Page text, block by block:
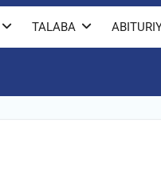
TALABA